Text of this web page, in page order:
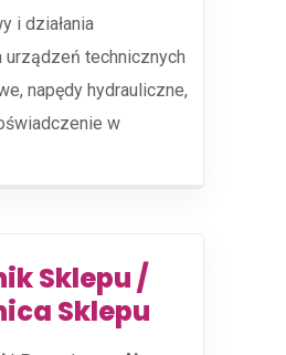
i działania
technicznych
napędy hydrauliczne,
w
Sklepu /
Sklepu